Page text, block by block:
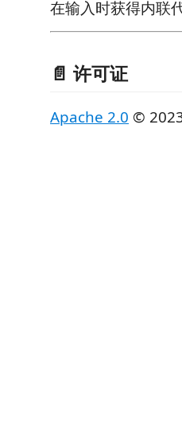
在输入时获得内联
📄 许可证
Apache 2.0 ©